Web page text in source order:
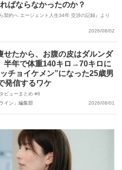
ばならなかったのか？
ら契約へ エージェント人生34年 交渉の記録』より
2026/08/02
せたから、お腹の皮はダルンダ
半年で体重140キロ→70キロに
チョイケメン”になった25歳男
発信するワケ
ビューまとめ #6
イン」編集部
2026/08/01